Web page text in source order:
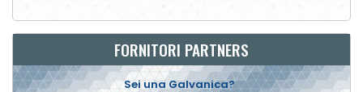
FORNITORI PARTNERS
Sei una Galvanica?